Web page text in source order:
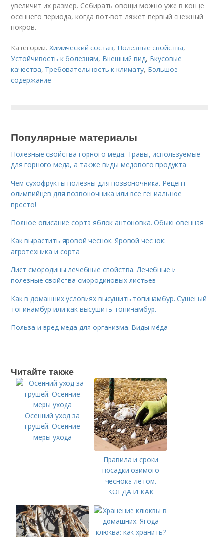
увеличит их размер. Собирать овощи можно уже в конце
осеннего периода, когда вот-вот ляжет первый снежный
покров.
Категории:Химический состав, Полезные свойства,
Устойчивость к болезням, Внешний вид, Вкусовые
качества, Требовательность к климату, Большое
содержание
Популярные материалы
Полезные свойства горного меда. Травы, используемые
для горного меда, а также виды медового продукта
Чем сухофрукты полезны для позвоночника. Рецепт
олимпийцев для позвоночника или все гениальное
просто!
Полное описание сорта яблок антоновка. Обыкновенная
Как вырастить яровой чеснок. Яровой чеснок:
агротехника и сорта
Лист смородины лечебные свойства. Лечебные и
полезные свойства смородиновых листьев
Как в домашних условиях высушить топинамбур. Сушеный
топинамбур или как высушить топинамбур.
Польза и вред меда для организма. Виды мёда
Читайте также
Осенний уход за
грушей. Осенние
меры ухода
Правила и сроки
посадки озимого
чеснока летом.
КОГДА И КАК
ПОСАДИТЬ ОЗИМЫЙ
ЧЕСНОК